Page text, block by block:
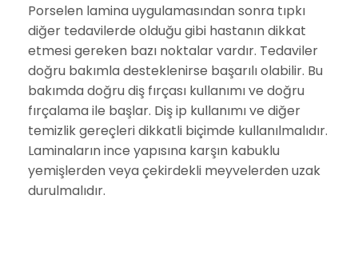
Porselen lamina uygulamasından sonra tıpkı
diğer tedavilerde olduğu gibi hastanın dikkat
etmesi gereken bazı noktalar vardır. Tedaviler
doğru bakımla desteklenirse başarılı olabilir. Bu
bakımda doğru diş fırçası kullanımı ve doğru
fırçalama ile başlar. Diş ip kullanımı ve diğer
temizlik gereçleri dikkatli biçimde kullanılmalıdır.
Laminaların ince yapısına karşın kabuklu
yemişlerden veya çekirdekli meyvelerden uzak
durulmalıdır.